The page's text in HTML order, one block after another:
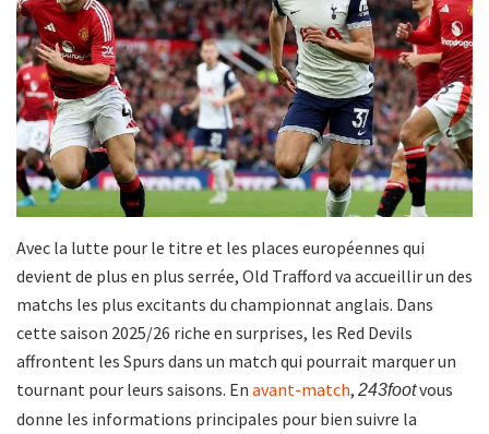
Avec la lutte pour le titre et les places européennes qui
devient de plus en plus serrée, Old Trafford va accueillir un des
matchs les plus excitants du championnat anglais. Dans
cette saison 2025/26 riche en surprises, les Red Devils
affrontent les Spurs dans un match qui pourrait marquer un
tournant pour leurs saisons. En avant-match, 243footvous
donne les informations principales pour bien suivre la